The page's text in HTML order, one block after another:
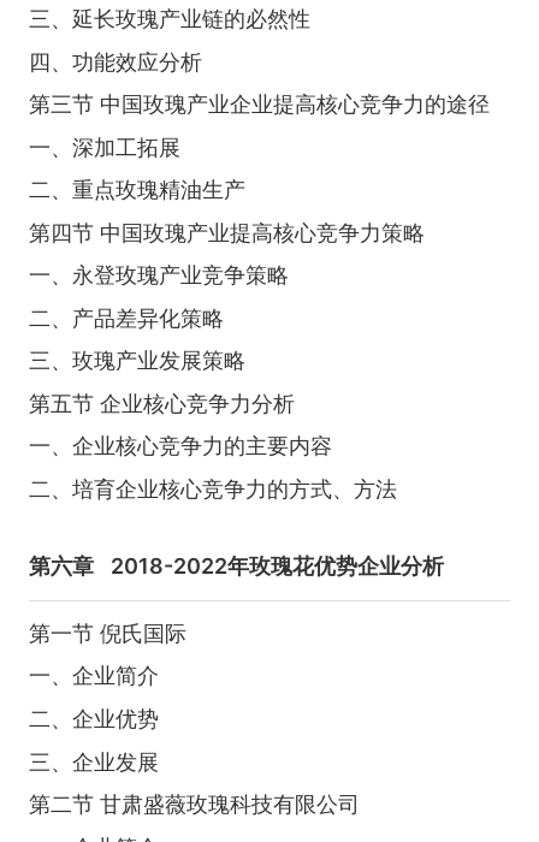
三、延长玫瑰产业链的必然性
四、功能效应分析
第三节 中国玫瑰产业企业提高核心竞争力的途径
一、深加工拓展
二、重点玫瑰精油生产
第四节 中国玫瑰产业提高核心竞争力策略
一、永登玫瑰产业竞争策略
二、产品差异化策略
三、玫瑰产业发展策略
第五节 企业核心竞争力分析
一、企业核心竞争力的主要内容
二、培育企业核心竞争力的方式、方法
第六章 2018-2022年玫瑰花优势企业分析
第一节 倪氏国际
一、企业简介
二、企业优势
三、企业发展
第二节 甘肃盛薇玫瑰科技有限公司